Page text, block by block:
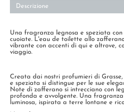
Descrizione
Una fragranza legnosa e speziata
cuoiate. L'eau de toilette allo
vibrante con accenti di qui e altrove,
viaggio.
Creata dai nostri profumieri di Grasse,
e speziata si distingue per le sue
Note di zafferano si intrecciano con
profonda e avvolgente. Una
luminosa, ispirata a terre lontane e